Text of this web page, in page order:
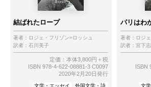
結ばれたロープ
著者： ロジェ・フリゾン=ロッシュ
訳者： 石川美子
定価：本体3,800円＋税
ISBN 978-4-622-08881-3 C0097
2020年2月20日発行
パリはわ
著者： ロジ
訳者： 宮下
ISBN